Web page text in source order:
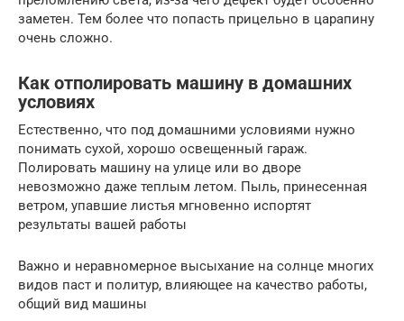
заметен. Тем более что попасть прицельно в царапину
очень сложно.
Как отполировать машину в домашних
условиях
Естественно, что под домашними условиями нужно
понимать сухой, хорошо освещенный гараж.
Полировать машину на улице или во дворе
невозможно даже теплым летом. Пыль, принесенная
ветром, упавшие листья мгновенно испортят
результаты вашей работы
Важно и неравномерное высыхание на солнце многих
видов паст и политур, влияющее на качество работы,
общий вид машины